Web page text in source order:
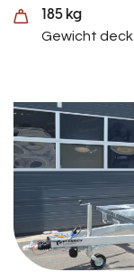
185 kg
Gewicht deck